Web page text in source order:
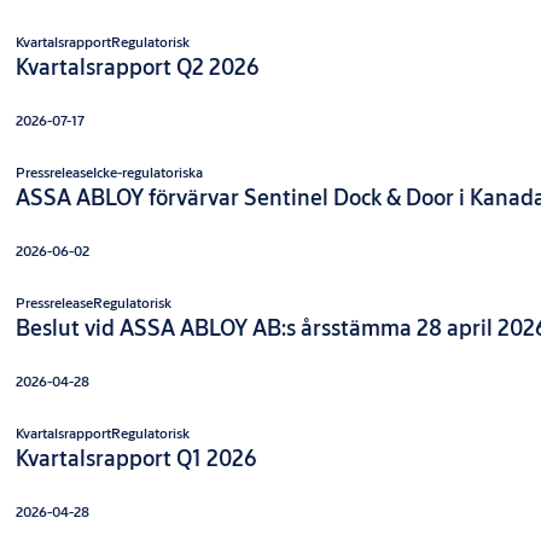
KvartalsrapportRegulatorisk
Kvartalsrapport Q2 2026
2026-07-17
PressreleaseIcke-regulatoriska
ASSA ABLOY förvärvar Sentinel Dock & Door i
2026-06-02
PressreleaseRegulatorisk
Beslut vid ASSA ABLOY AB:s årsstämma 28 april
2026-04-28
KvartalsrapportRegulatorisk
Kvartalsrapport Q1 2026
2026-04-28